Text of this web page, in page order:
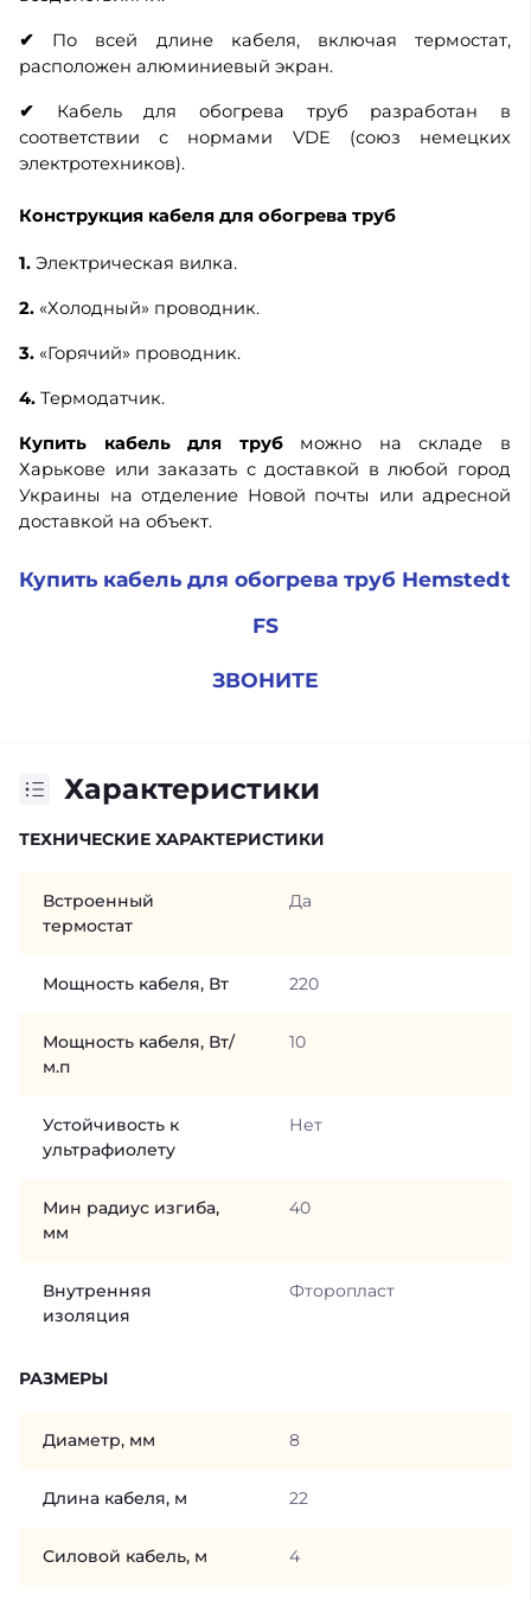
✔
По всей длине кабеля, включая термостат,
расположен алюминиевый экран.
✔
Кабель для обогрева труб разработан в
соответствии с нормами VDE (союз немецких
электротехников).
Конструкция кабеля для обогрева труб
1. Электрическая вилка.
2. «Холодный» проводник.
3. «Горячий» проводник.
4. Термодатчик.
Купить кабель для труб
можно на складе в
Харькове или заказать с доставкой в ​​любой город
Украины на отделение Новой почты или адресной
доставкой на объект.
Купить кабель для обогрева труб Hemstedt
FS
ЗВОНИТЕ
Характеристики
ТЕХНИЧЕСКИЕ ХАРАКТЕРИСТИКИ
Встроенный
термостат
Да
Мощность кабеля, Вт 220
Мощность кабеля, Вт/
м.п
10
Устойчивость к
ультрафиолету
Нет
Мин радиус изгиба,
мм
40
Внутренняя
изоляция
Фторопласт
РАЗМЕРЫ
Диаметр, мм 8
Длина кабеля, м 22
Силовой кабель, м 4